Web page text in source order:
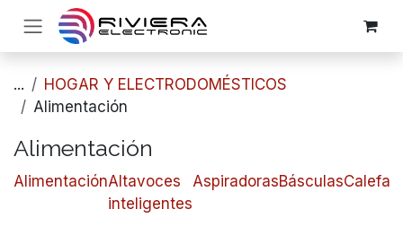
Ir al contenido
...
HOGAR Y ELECTRODOMÉSTICOS
Alimentación
Alimentación
AlimentaciónAltavoces
inteligentes
AspiradorasBásculas